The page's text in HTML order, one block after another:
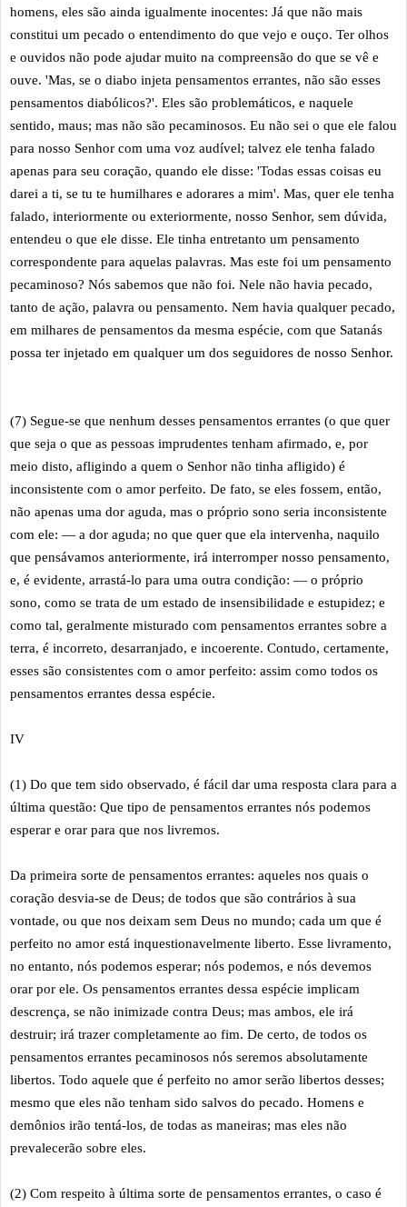
homens, eles são ainda igualmente inocentes: Já que não mais
constitui um pecado o entendimento do que vejo e ouço. Ter olhos
e ouvidos não pode ajudar muito na compreensão do que se vê e
ouve. 'Mas, se o diabo injeta pensamentos errantes, não são esses
pensamentos diabólicos?'. Eles são problemáticos, e naquele
sentido, maus; mas não são pecaminosos. Eu não sei o que ele falou
para nosso Senhor com uma voz audível; talvez ele tenha falado
apenas para seu coração, quando ele disse: 'Todas essas coisas eu
darei a ti, se tu te humilhares e adorares a mim'. Mas, quer ele tenha
falado, interiormente ou exteriormente, nosso Senhor, sem dúvida,
entendeu o que ele disse. Ele tinha entretanto um pensamento
correspondente para aquelas palavras. Mas este foi um pensamento
pecaminoso? Nós sabemos que não foi. Nele não havia pecado,
tanto de ação, palavra ou pensamento. Nem havia qualquer pecado,
em milhares de pensamentos da mesma espécie, com que Satanás
possa ter injetado em qualquer um dos seguidores de nosso Senhor.
(7) Segue-se que nenhum desses pensamentos errantes (o que quer
que seja o que as pessoas imprudentes tenham afirmado, e, por
meio disto, afligindo a quem o Senhor não tinha afligido) é
inconsistente com o amor perfeito. De fato, se eles fossem, então,
não apenas uma dor aguda, mas o próprio sono seria inconsistente
com ele: — a dor aguda; no que quer que ela intervenha, naquilo
que pensávamos anteriormente, irá interromper nosso pensamento,
e, é evidente, arrastá-lo para uma outra condição: — o próprio
sono, como se trata de um estado de insensibilidade e estupidez; e
como tal, geralmente misturado com pensamentos errantes sobre a
terra, é incorreto, desarranjado, e incoerente. Contudo, certamente,
esses são consistentes com o amor perfeito: assim como todos os
pensamentos errantes dessa espécie.
IV
(1) Do que tem sido observado, é fácil dar uma resposta clara para a
última questão: Que tipo de pensamentos errantes nós podemos
esperar e orar para que nos livremos.
Da primeira sorte de pensamentos errantes: aqueles nos quais o
coração desvia-se de Deus; de todos que são contrários à sua
vontade, ou que nos deixam sem Deus no mundo; cada um que é
perfeito no amor está inquestionavelmente liberto. Esse livramento,
no entanto, nós podemos esperar; nós podemos, e nós devemos
orar por ele. Os pensamentos errantes dessa espécie implicam
descrença, se não inimizade contra Deus; mas ambos, ele irá
destruir; irá trazer completamente ao fim. De certo, de todos os
pensamentos errantes pecaminosos nós seremos absolutamente
libertos. Todo aquele que é perfeito no amor serão libertos desses;
mesmo que eles não tenham sido salvos do pecado. Homens e
demônios irão tentá-los, de todas as maneiras; mas eles não
prevalecerão sobre eles.
(2) Com respeito à última sorte de pensamentos errantes, o caso é